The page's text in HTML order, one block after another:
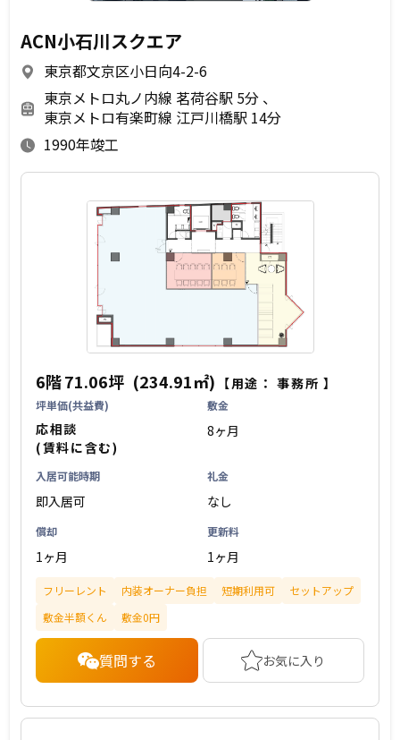
ACN小石川スクエア
東京都文京区小日向4-2-6
東京メトロ丸ノ内線 茗荷谷駅 5分
東京メトロ有楽町線 江戸川橋駅 14分
1990年竣工
6階71.06坪 (234.91㎡) 【用途：事務所 】
坪単価(共益費)
応相談
(賃料に含む)
敷金
8ヶ月
入居可能時期
即入居可
礼金
なし
償却
1ヶ月
更新料
1ヶ月
フリーレント 内装オーナー負担 短期利用可
セットアップ
敷金半額くん
敷金0円
質問する お気に入り